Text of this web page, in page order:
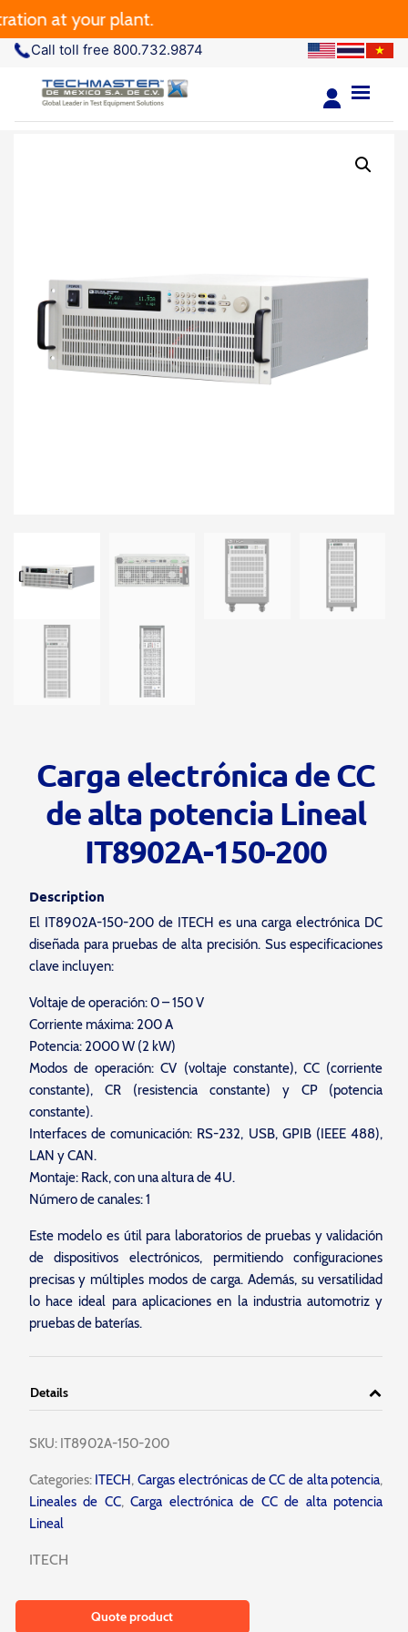
at your plant.
Call toll free 800.732.9874
Carga electrónica de CC
de alta potencia Lineal
IT8902A-150-200
Description
El IT8902A-150-200 de ITECH es una carga electrónica DC
diseñada para pruebas de alta precisión. Sus especificaciones
clave incluyen:
Voltaje de operación: 0 – 150 V
Corriente máxima: 200 A
Potencia: 2000 W (2 kW)
Modos de operación: CV (voltaje constante), CC (corriente
constante), CR (resistencia constante) y CP (potencia
constante).
Interfaces de comunicación: RS-232, USB, GPIB (IEEE 488),
LAN y CAN.
Montaje: Rack, con una altura de 4U.
Número de canales: 1
Este modelo es útil para laboratorios de pruebas y validación
de dispositivos electrónicos, permitiendo configuraciones
precisas y múltiples modos de carga. Además, su versatilidad
lo hace ideal para aplicaciones en la industria automotriz y
pruebas de baterías.
Details
SKU: IT8902A-150-200
Categories:ITECH,Cargas electrónicas de CC de alta potencia,
Lineales de CC,Carga electrónica de CC de alta potencia
Lineal
ITECH
Quote product